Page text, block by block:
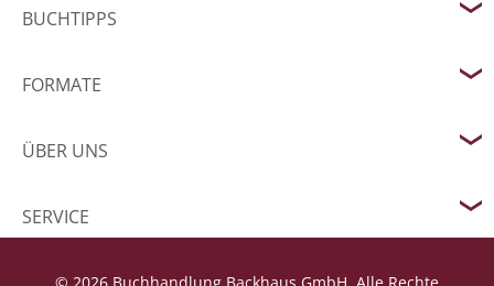
BUCHTIPPS
FORMATE
ÜBER UNS
SERVICE